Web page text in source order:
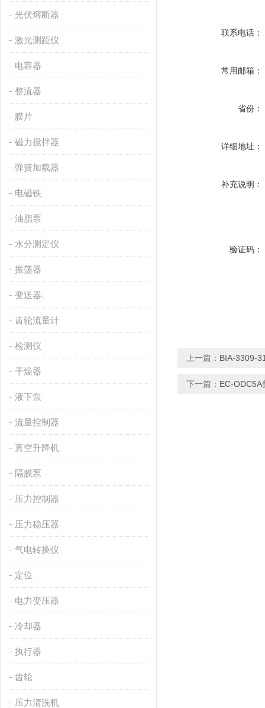
光伏熔断器
激光测距仪
电容器
整流器
膜片
磁力搅拌器
弹簧加载器
电磁铁
油脂泵
水分测定仪
振荡器
变送器.
齿轮流量计
检测仪
干燥器
液下泵
流量控制器
真空升降机
隔膜泵
压力控制器
压力稳压器
气电转换仪
定位
电力变压器
冷却器
执行器
齿轮
压力清洗机
联系电话：
常用邮箱：
省份：
详细地址：
补充说明：
验证码：
上一篇： BIA-3309-
下一篇： EC-ODC5A